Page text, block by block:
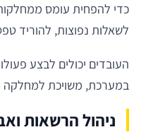
כדי להפחית עומס
לשאלות נפוצות, להוריד
העובדים יכולים לבצע
במערכת, משויכת למחלקה
ניהול הרשאות